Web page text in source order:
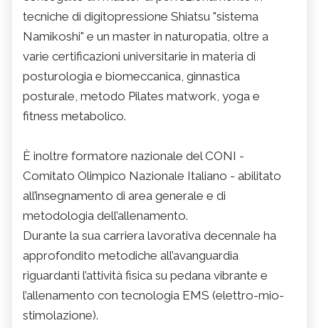
tecniche di digitopressione Shiatsu "sistema
Namikoshi" e un master in naturopatia, oltre a
varie certificazioni universitarie in materia di
posturologia e biomeccanica, ginnastica
posturale, metodo Pilates matwork, yoga e
fitness metabolico.
È inoltre formatore nazionale del CONI -
Comitato Olimpico Nazionale Italiano - abilitato
all’insegnamento di area generale e di
metodologia dell’allenamento.
Durante la sua carriera lavorativa decennale ha
approfondito metodiche all’avanguardia
riguardanti l’attività fisica su pedana vibrante e
l’allenamento con tecnologia EMS (elettro-mio-
stimolazione).